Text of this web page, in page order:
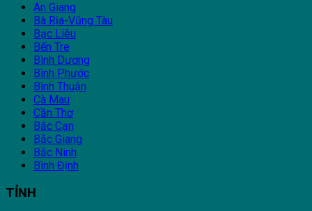
An Giang
Bà Rịa-Vũng Tàu
Bạc Liêu
Bến Tre
Bình Dương
Bình Phước
Bình Thuận
Cà Mau
Cần Thơ
Bắc Cạn
Bắc Giang
Bắc Ninh
Bình Định
TỈNH